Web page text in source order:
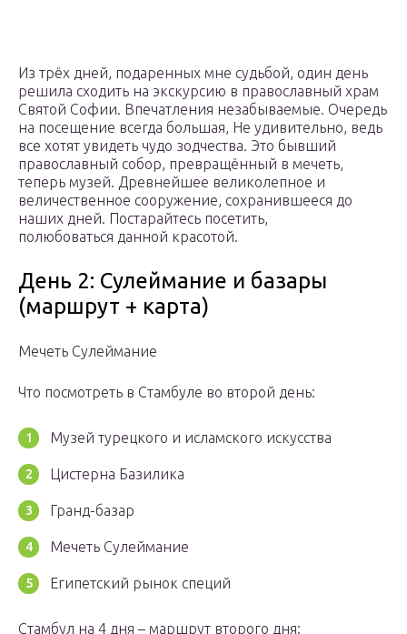
Из трёх дней, подаренных мне судьбой, один день
решила сходить на экскурсию в православный храм
Святой Софии. Впечатления незабываемые. Очередь
на посещение всегда большая, Не удивительно, ведь
все хотят увидеть чудо зодчества. Это бывший
православный собор, превращённый в мечеть,
теперь музей. Древнейшее великолепное и
величественное сооружение, сохранившееся до
наших дней. Постарайтесь посетить,
полюбоваться данной красотой.
День 2: Сулеймание и базары
(маршрут + карта)
Мечеть Сулеймание
Что посмотреть в Стамбуле во второй день:
Музей турецкого и исламского искусства
Цистерна Базилика
Гранд-базар
Мечеть Сулеймание
Египетский рынок специй
Стамбул на 4 дня – маршрут второго дня: